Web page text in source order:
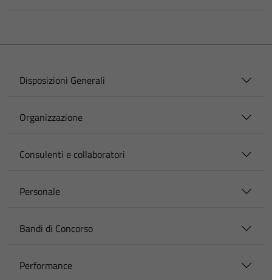
Disposizioni Generali
Organizzazione
Consulenti e collaboratori
Personale
Bandi di Concorso
Performance